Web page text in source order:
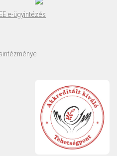
e-ügyintézés